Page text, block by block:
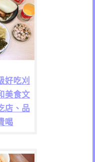
好吃刈
美食文
店、品
喝